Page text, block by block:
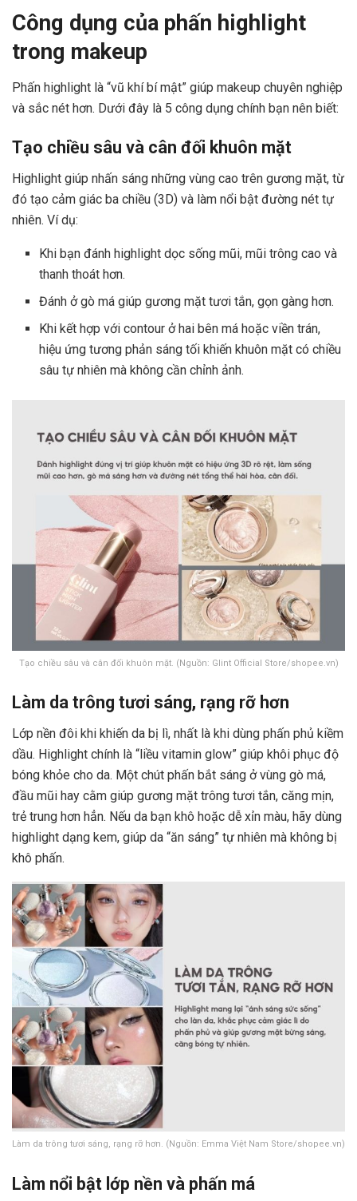
Công dụng của phấn highlight
trong makeup
Phấn highlight là “vũ khí bí mật” giúp makeup chuyên nghiệp
và sắc nét hơn. Dưới đây là 5 công dụng chính bạn nên biết:
Tạo chiều sâu và cân đối khuôn mặt
Highlight giúp nhấn sáng những vùng cao trên gương mặt, từ
đó tạo cảm giác ba chiều (3D) và làm nổi bật đường nét tự
nhiên. Ví dụ:
Khi bạn đánh highlight dọc sống mũi, mũi trông cao và
thanh thoát hơn.
Đánh ở gò má giúp gương mặt tươi tắn, gọn gàng hơn.
Khi kết hợp với contour ở hai bên má hoặc viền trán,
hiệu ứng tương phản sáng tối khiến khuôn mặt có chiều
sâu tự nhiên mà không cần chỉnh ảnh.
Tạo chiều sâu và cân đối khuôn mặt. (Nguồn: Glint Official Store/shopee.vn)
Làm da trông tươi sáng, rạng rỡ hơn
Lớp nền đôi khi khiến da bị lì, nhất là khi dùng phấn phủ kiềm
dầu. Highlight chính là “liều vitamin glow” giúp khôi phục độ
bóng khỏe cho da. Một chút phấn bắt sáng ở vùng gò má,
đầu mũi hay cằm giúp gương mặt trông tươi tắn, căng mịn,
trẻ trung hơn hẳn. Nếu da bạn khô hoặc dễ xỉn màu, hãy dùng
highlight dạng kem, giúp da “ăn sáng” tự nhiên mà không bị
khô phấn.
Làm da trông tươi sáng, rạng rỡ hơn. (Nguồn: Emma Việt Nam Store/shopee.vn)
Làm nổi bật lớp nền và phấn má